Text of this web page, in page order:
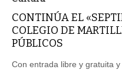
CONTINÚA EL
COLEGIO DE
PÚBLICOS
Con entrada libre y gratuita